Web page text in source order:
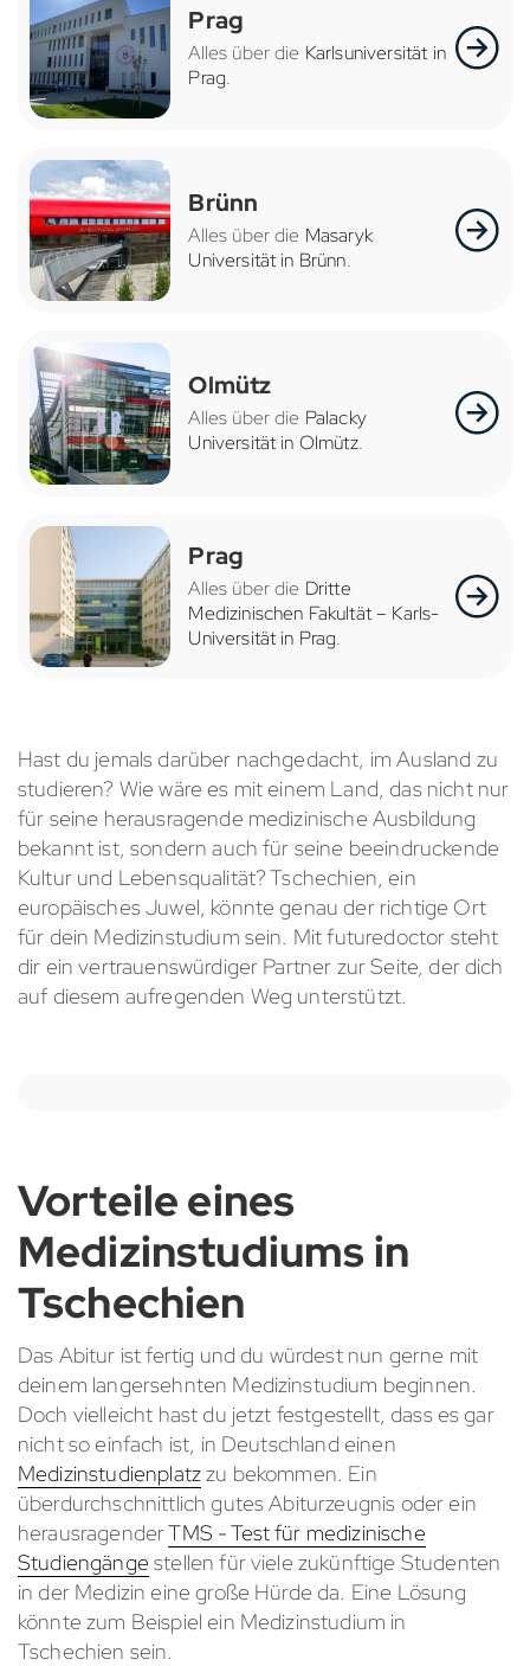
Prag
Alles über die Karlsuniversität in
Prag.
Brünn
Alles über die Masaryk
Universität in Brünn.
Olmütz
Alles über die Palacky
Universität in Olmütz.
Prag
Alles über die Dritte
Medizinischen Fakultät – Karls-
Universität in Prag.
Hast du jemals darüber nachgedacht, im Ausland zu
studieren? Wie wäre es mit einem Land, das nicht nur
für seine herausragende medizinische Ausbildung
bekannt ist, sondern auch für seine beeindruckende
Kultur und Lebensqualität? Tschechien, ein
europäisches Juwel, könnte genau der richtige Ort
für dein Medizinstudium sein. Mit futuredoctor steht
dir ein vertrauenswürdiger Partner zur Seite, der dich
auf diesem aufregenden Weg unterstützt.
Vorteile eines
Medizinstudiums in
Tschechien
Das Abitur ist fertig und du würdest nun gerne mit
deinem langersehnten Medizinstudium beginnen.
Doch vielleicht hast du jetzt festgestellt, dass es gar
nicht so einfach ist, in Deutschland einen
Medizinstudienplatzzu bekommen. Ein
überdurchschnittlich gutes Abiturzeugnis oder ein
herausragenderTMS - Test für medizinische
Studiengängestellen für viele zukünftige Studenten
in der Medizin eine große Hürde da. Eine Lösung
könnte zum Beispiel ein Medizinstudium in
Tschechien sein.